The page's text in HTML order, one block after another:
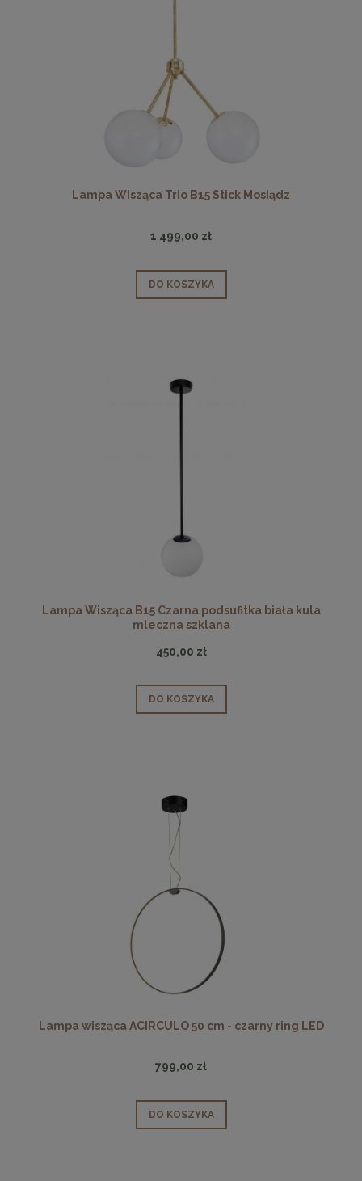
Lampa Wisząca Trio B15 Stick Mosiądz
1 499,00 zł
DO KOSZYKA
Lampa Wisząca B15 Czarna podsufitka biała kula
mleczna szklana
450,00 zł
DO KOSZYKA
Lampa wisząca ACIRCULO 50 cm - czarny ring LED
799,00 zł
DO KOSZYKA